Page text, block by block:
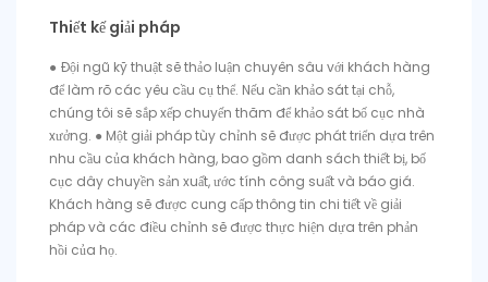
Thiết kế giải pháp
● Đội ngũ kỹ thuật sẽ thảo luận chuyên sâu với khách hàng
để làm rõ các yêu cầu cụ thể. Nếu cần khảo sát tại chỗ,
chúng tôi sẽ sắp xếp chuyến thăm để khảo sát bố cục nhà
xưởng. ● Một giải pháp tùy chỉnh sẽ được phát triển dựa trên
nhu cầu của khách hàng, bao gồm danh sách thiết bị, bố
cục dây chuyền sản xuất, ước tính công suất và báo giá.
Khách hàng sẽ được cung cấp thông tin chi tiết về giải
pháp và các điều chỉnh sẽ được thực hiện dựa trên phản
hồi của họ.